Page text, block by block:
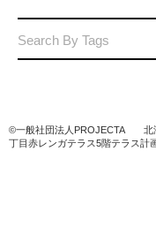
Search By Tags
©️一般社団法人PROJECTA 北
丁目赤レンガテラス5階テラス計